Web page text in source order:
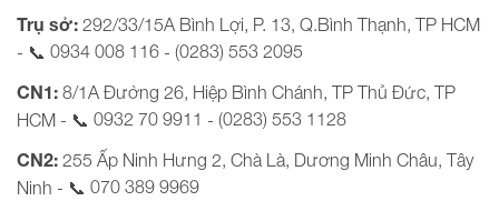
Trụ sở: 292/33/15A Bình Lợi, P. 13, Q.Bình Thạnh, TP HCM
- 📞 0934 008 116 - (0283) 553 2095
CN1: 8/1A Đường 26, Hiệp Bình Chánh, TP Thủ Đức, TP
HCM - 📞 0932 70 9911 - (0283) 553 1128
CN2: 255 Ấp Ninh Hưng 2, Chà Là, Dương Minh Châu, Tây
Ninh - 📞 070 389 9969